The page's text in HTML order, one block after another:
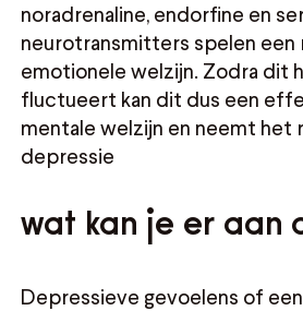
noradrenaline, endorfine en
neurotransmitters spelen een
emotionele welzijn. Zodra dit
fluctueert kan dit dus een
mentale welzijn en neemt het
depressie
wat kan je er aan
Depressieve gevoelens of